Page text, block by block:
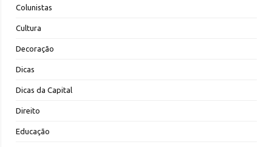
Colunistas
Cultura
Decoração
Dicas
Dicas da Capital
Direito
Educação